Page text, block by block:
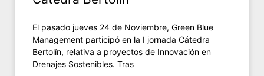
El pasado jueves 24 de Noviembre, Green Blue
Management participó en la I jornada Cátedra
Bertolín, relativa a proyectos de Innovación en
Drenajes Sostenibles. Tras